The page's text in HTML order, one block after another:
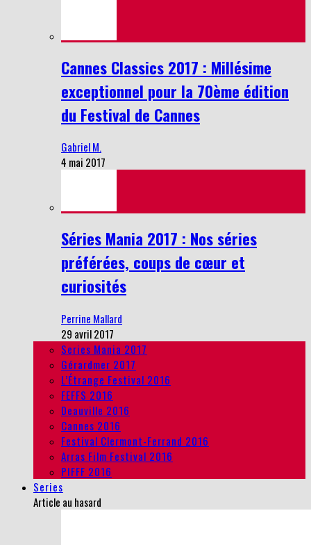
Cannes Classics 2017 : Millésime
exceptionnel pour la 70ème édition
du Festival de Cannes
Gabriel M.
4 mai 2017
Séries Mania 2017 : Nos séries
préférées, coups de cœur et
curiosités
Perrine Mallard
29 avril 2017
Series Mania 2017
Gérardmer 2017
L’Étrange Festival 2016
FEFFS 2016
Deauville 2016
Cannes 2016
Festival Clermont-Ferrand 2016
Arras Film Festival 2016
PIFFF 2016
Series
Article au hasard